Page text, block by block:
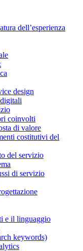
dell’esperienza
design
coinvolti
di valore
costitutivi del
del servizio
di servizio
e il linguaggio
keywords)